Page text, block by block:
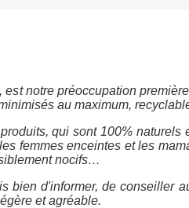
notre préoccupation
au maximum,
qui sont 100%
femmes enceintes et les
nocifs…
bien d'informer, de conseiller
et agréable.